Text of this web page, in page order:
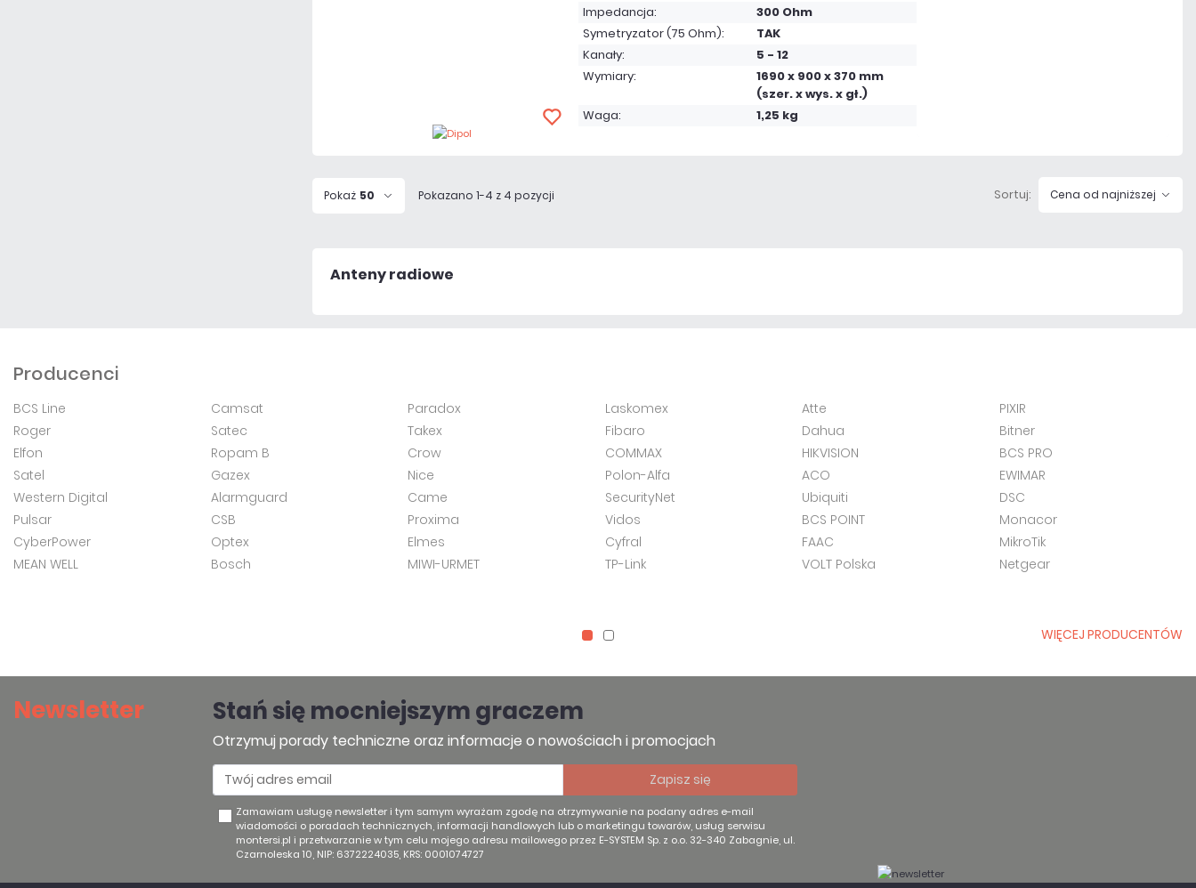
Impedancja:
300 Ohm
Symetryzator (75 Ohm):
TAK
Kanały:
5 - 12
Wymiary:
1690 x 900 x 370 mm
(szer. x wys. x gł.)
Waga:
1,25 kg
Pokaż 50 Pokazano 1-4 z 4 pozycji Sortuj: Cena od najniższej
Anteny radiowe
Producenci
BCS Line
Roger
Elfon
Satel
Western Digital
Pulsar
CyberPower
MEAN WELL
Camsat
Satec
Ropam B
Gazex
Alarmguard
CSB
Optex
Bosch
Paradox
Takex
Crow
Nice
Came
Proxima
Elmes
MIWI-URMET
Laskomex
Fibaro
COMMAX
Polon-Alfa
SecurityNet
Vidos
Cyfral
TP-Link
Atte
Dahua
HIKVISION
ACO
Ubiquiti
BCS POINT
FAAC
VOLT Polska
PIXIR
Bitner
BCS PRO
EWIMAR
DSC
Monacor
MikroTik
Netgear
WIĘCEJ PRODUCENTÓW
Newsletter Stań się mocniejszym graczem
Otrzymuj porady techniczne oraz informacje o nowościach i promocjach
Zamawiam usługę newsletter i tym samym wyrażam zgodę na otrzymywanie na podany adres e-mail
wiadomości o poradach technicznych, informacji handlowych lub o marketingu towarów, usług serwisu
montersi.pl i przetwarzanie w tym celu mojego adresu mailowego przez E-SYSTEM Sp. z o.o. 32-340 Zabagnie, ul.
Czarnoleska 10, NIP: 6372224035, KRS: 0001074727